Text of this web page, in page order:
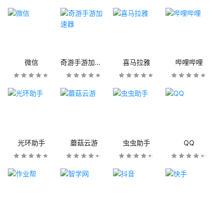
微信 奇游手游加速器 喜马拉雅 哔哩哔哩
光环助手 蘑菇云游 虫虫助手 QQ